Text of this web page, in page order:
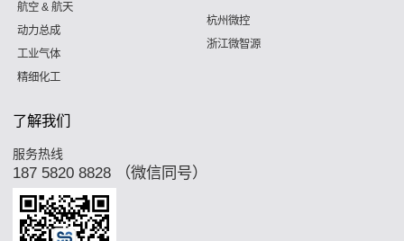
航空 & 航天
动力总成
工业气体
精细化工
杭州微控
浙江微智源
了解我们
服务热线
187 5820 8828 （微信同号）